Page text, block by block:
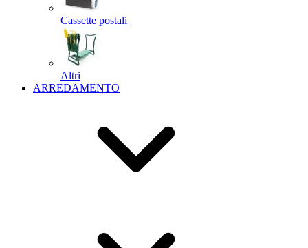
Cassette postali
Altri
ARREDAMENTO